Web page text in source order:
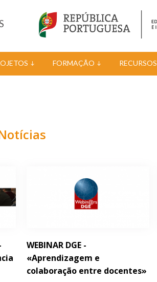
FORMAÇÃO RECURSOS
WEBINAR DGE -
«Aprendizagem e
colaboração entre docentes»